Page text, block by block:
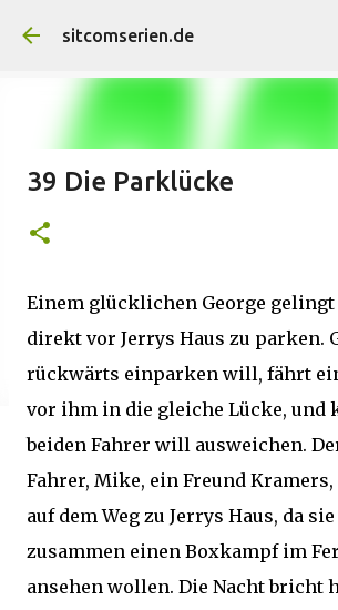
sitcomserien.de
39 Die Parklücke
Einem glücklichen George gelingt
direkt vor Jerrys Haus zu parken.
rückwärts einparken will, fährt
vor ihm in die gleiche Lücke, und
beiden Fahrer will ausweichen.
Fahrer, Mike, ein Freund
auf dem Weg zu Jerrys Haus, da
zusammen einen Boxkampf im
ansehen wollen. Die Nacht bricht